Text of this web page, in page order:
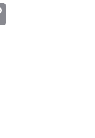
Copy